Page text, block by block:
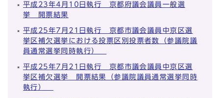
平成23年4月10日執行 京都府議会議員一般選
挙 開票結果
平成25年7月21日執行 京都市議会議員中京区選
挙区補欠選挙における投票区別投票者数（参議院議
員通常選挙同時執行）
平成25年7月21日執行 京都市議会議員中京区選
挙区補欠選挙 開票結果（参議院議員通常選挙同時
執行）